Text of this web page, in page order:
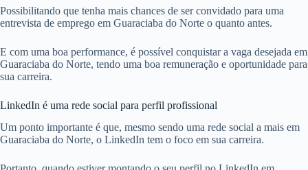
Possibilitando que tenha mais chances de ser convidado para uma
entrevista de emprego em Guaraciaba do Norte o quanto antes.
E com uma boa performance, é possível conquistar a vaga desejada em
Guaraciaba do Norte, tendo uma boa remuneração e oportunidade para
sua carreira.
LinkedIn é uma rede social para perfil profissional
Um ponto importante é que, mesmo sendo uma rede social a mais em
Guaraciaba do Norte, o LinkedIn tem o foco em sua carreira.